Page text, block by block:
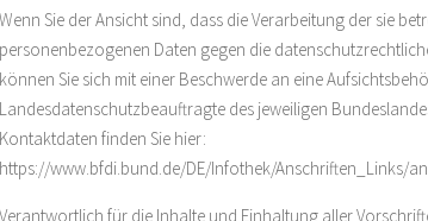
Wenn Sie der Ansicht sind, dass die Verarbeitung der sie
personenbezogenen Daten gegen die
können Sie sich mit einer Beschwerde an eine
Landesdatenschutzbeauftragte des jeweiligen
Kontaktdaten finden Sie hier:
https://www.bfdi.bund.de/DE/Infothek/Anschriften_Links/
Verantwortlich für die Inhalte und Einhaltung aller